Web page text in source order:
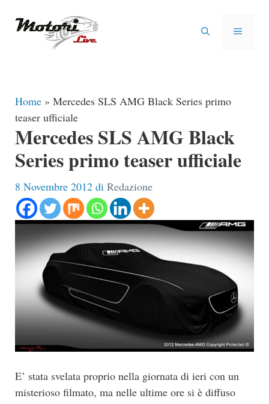
MENU
Home » Mercedes SLS AMG Black Series primo
teaser ufficiale
Mercedes SLS AMG Black
Series primo teaser ufficiale
8 Novembre 2012 di Redazione
E’ stata svelata proprio nella giornata di ieri con un
misterioso filmato, ma nelle ultime ore si è diffuso